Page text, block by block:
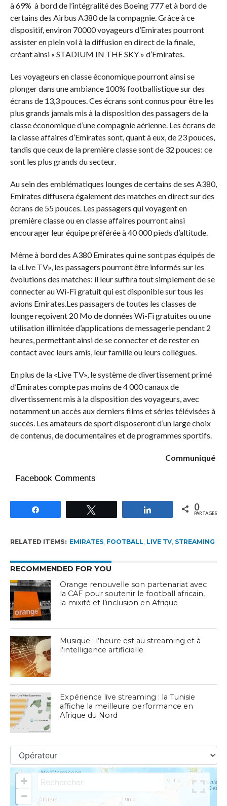
à 69% à bord de l’intégralité des Boeing 777 et à bord de
certains des Airbus A380 de la compagnie. Grâce à ce
dispositif, environ 70000 voyageurs d’Emirates pourront
assister en plein vol à la diffusion en direct de la finale,
créant ainsi « STADIUM IN THE SKY » d’Emirates.
Les voyageurs en classe économique pourront ainsi se
plonger dans une ambiance 100% footballistique sur des
écrans de 13,3 pouces. Ces écrans sont connus pour être les
plus grands jamais mis à la disposition des passagers de la
classe économique d’une compagnie aérienne. Les écrans de
la classe affaires d’Emirates sont, quant à eux, de 23 pouces,
tandis que ceux de la première classe sont de 32 pouces: ce
sont les plus grands du secteur.
Au sein des emblématiques lounges de certains de ses A380,
Emirates diffusera également des matches en direct sur des
écrans de 55 pouces. Les passagers qui voyagent en
première classe ou en classe affaires pourront ainsi
encourager leur équipe préférée à 40 000 pieds d’altitude.
Même à bord des A380 Emirates qui ne sont pas équipés de
la «Live TV», les passagers pourront être informés sur les
évolutions des matches: il leur suffira tout simplement de se
connecter au Wi-Fi gratuit qui est disponible sur tous les
avions Emirates.Les passagers de toutes les classes de
lounge reçoivent 20 Mo de données Wi-Fi gratuites ou une
utilisation illimitée d’applications de messagerie pendant 2
heures, permettant ainsi de se connecter et de rester en
contact avec leurs amis, leur famille ou leurs collègues.
En plus de la «Live TV», le système de divertissement primé
d’Emirates compte pas moins de 4 000 canaux de
divertissement mis à la disposition des voyageurs, avec
notamment un accès aux derniers films et séries télévisées à
succès. Les amateurs de sport disposeront d’un large choix
de contenus, de documentaires et de programmes sportifs.
Communiqué
Facebook Comments
Partagez 0
PARTAGES
RELATED ITEMS: EMIRATES, FOOTBALL, LIVE TV, STREAMING
RECOMMENDED FOR YOU
Orange renouvelle son partenariat avec
la CAF pour soutenir le football africain,
la mixité et l’inclusion en Afrique
Musique : l’heure est au streaming et à
l’intelligence artificielle
Expérience live streaming : la Tunisie
affiche la meilleure performance en
Afrique du Nord